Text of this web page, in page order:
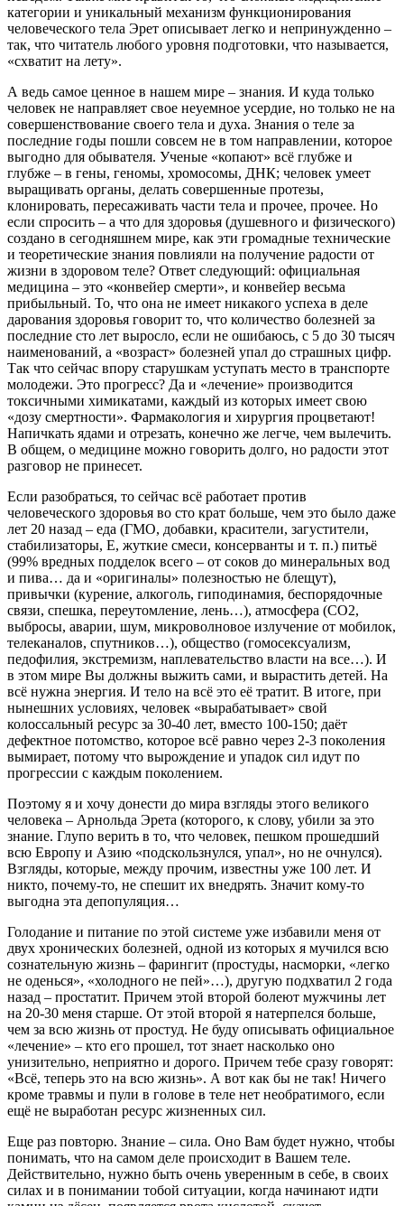
категории и уникальный механизм функционирования
человеческого тела Эрет описывает легко и непринужденно –
так, что читатель любого уровня подготовки, что называется,
«схватит на лету».
А ведь самое ценное в нашем мире – знания. И куда только
человек не направляет свое неуемное усердие, но только не на
совершенствование своего тела и духа. Знания о теле за
последние годы пошли совсем не в том направлении, которое
выгодно для обывателя. Ученые «копают» всё глубже и
глубже – в гены, геномы, хромосомы, ДНК; человек умеет
выращивать органы, делать совершенные протезы,
клонировать, пересаживать части тела и прочее, прочее. Но
если спросить – а что для здоровья (душевного и физического)
создано в сегодняшнем мире, как эти громадные технические
и теоретические знания повлияли на получение радости от
жизни в здоровом теле? Ответ следующий: официальная
медицина – это «конвейер смерти», и конвейер весьма
прибыльный. То, что она не имеет никакого успеха в деле
дарования здоровья говорит то, что количество болезней за
последние сто лет выросло, если не ошибаюсь, с 5 до 30 тысяч
наименований, а «возраст» болезней упал до страшных цифр.
Так что сейчас впору старушкам уступать место в транспорте
молодежи. Это прогресс? Да и «лечение» производится
токсичными химикатами, каждый из которых имеет свою
«дозу смертности». Фармакология и хирургия процветают!
Напичкать ядами и отрезать, конечно же легче, чем вылечить.
В общем, о медицине можно говорить долго, но радости этот
разговор не принесет.
Если разобраться, то сейчас всё работает против
человеческого здоровья во сто крат больше, чем это было даже
лет 20 назад – еда (ГМО, добавки, красители, загустители,
стабилизаторы, Е, жуткие смеси, консерванты и т. п.) питьё
(99% вредных подделок всего – от соков до минеральных вод
и пива… да и «оригиналы» полезностью не блещут),
привычки (курение, алкоголь, гиподинамия, беспорядочные
связи, спешка, переутомление, лень…), атмосфера (СО2,
выбросы, аварии, шум, микроволновое излучение от мобилок,
телеканалов, спутников…), общество (гомосексуализм,
педофилия, экстремизм, наплевательство власти на все…). И
в этом мире Вы должны выжить сами, и вырастить детей. На
всё нужна энергия. И тело на всё это её тратит. В итоге, при
нынешних условиях, человек «вырабатывает» свой
колоссальный ресурс за 30-40 лет, вместо 100-150; даёт
дефектное потомство, которое всё равно через 2-3 поколения
вымирает, потому что вырождение и упадок сил идут по
прогрессии с каждым поколением.
Поэтому я и хочу донести до мира взгляды этого великого
человека – Арнольда Эрета (которого, к слову, убили за это
знание. Глупо верить в то, что человек, пешком прошедший
всю Европу и Азию «подскользнулся, упал», но не очнулся).
Взгляды, которые, между прочим, известны уже 100 лет. И
никто, почему-то, не спешит их внедрять. Значит кому-то
выгодна эта депопуляция…
Голодание и питание по этой системе уже избавили меня от
двух хронических болезней, одной из которых я мучился всю
сознательную жизнь – фарингит (простуды, насморки, «легко
не оденься», «холодного не пей»…), другую подхватил 2 года
назад – простатит. Причем этой второй болеют мужчины лет
на 20-30 меня старше. От этой второй я натерпелся больше,
чем за всю жизнь от простуд. Не буду описывать официальное
«лечение» – кто его прошел, тот знает насколько оно
унизительно, неприятно и дорого. Причем тебе сразу говорят:
«Всё, теперь это на всю жизнь». А вот как бы не так! Ничего
кроме травмы и пули в голове в теле нет необратимого, если
ещё не выработан ресурс жизненных сил.
Еще раз повторю. Знание – сила. Оно Вам будет нужно, чтобы
понимать, что на самом деле происходит в Вашем теле.
Действительно, нужно быть очень уверенным в себе, в своих
силах и в понимании тобой ситуации, когда начинают идти